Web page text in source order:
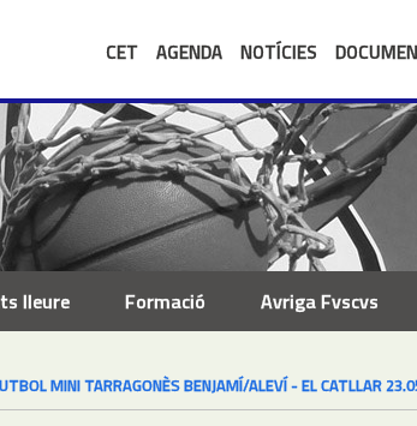
CET AGENDA NOTÍCIES
lleure Formació Avriga Fvscvs
MINI TARRAGONÈS BENJAMÍ/ALEVÍ - EL CATLLAR